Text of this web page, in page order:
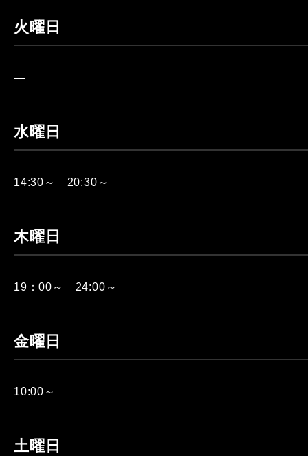
火曜日
—
水曜日
14:30～ 20:30～
木曜日
19：00～ 24:00～
金曜日
10:00～
土曜日